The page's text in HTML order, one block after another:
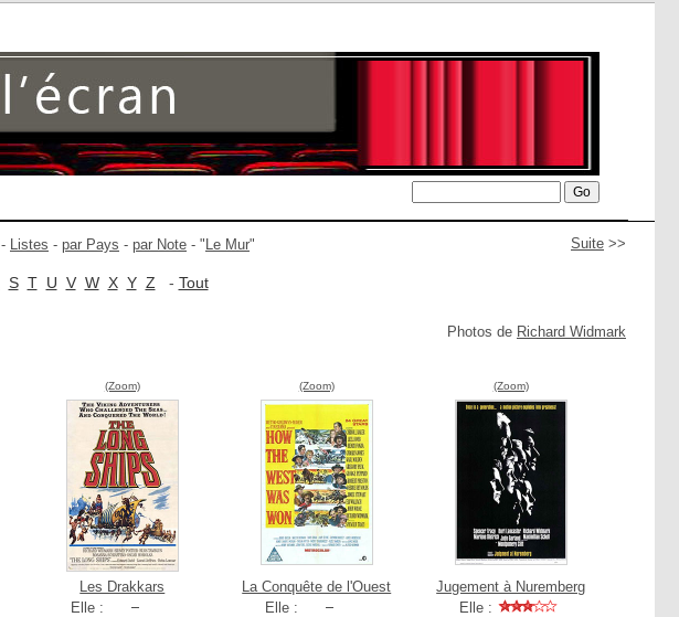
Suite >>
- Listes - par Pays - par Note - " Le Mur"
S T U V W X Y Z - Tout
Photos de Richard Widmark
(Zoom)
Les Drakkars
Elle :
(Zoom)
La Conquête de l'Ouest
Elle :
(Zoom)
Jugement à Nuremberg
Elle :